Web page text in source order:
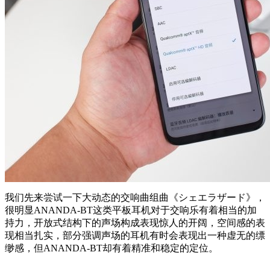
我们先来尝试一下大动态的交响曲组曲《シェエラザード》，
很明显ANANDA-BT这类平板耳机对于交响乐有着相当的加
持力，开放式结构下的声场构成表现惊人的开阔，空间感的表
现相当扎实，部分强调声场的耳机有时会表现出一种虚无的缥
缈感，但ANANDA-BT却有着精准和稳定的定位。